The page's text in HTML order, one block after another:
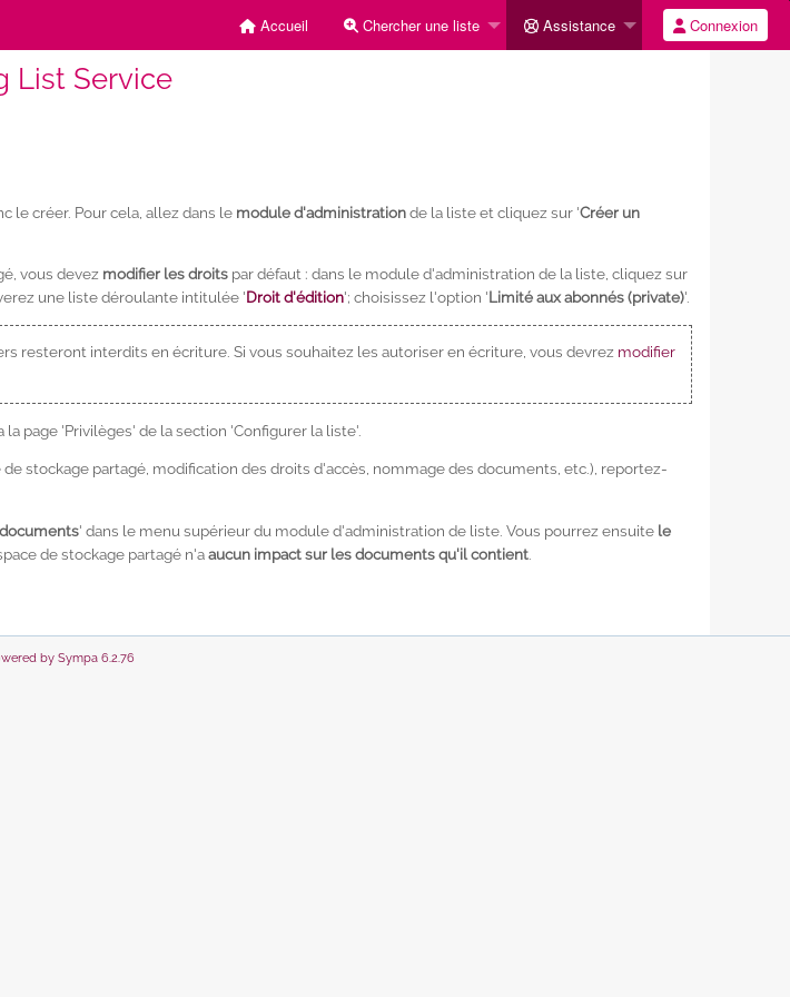
Accueil Chercher une liste Assistance Connexion
List Service
le créer. Pour cela, allez dans le module d'administrationde la liste et cliquez sur 'Créer un
vous devez modifier les droits par défaut : dans le module d'administration de la liste, cliquez sur
une liste déroulante intitulée 'Droit d'édition'; choisissez l'option 'Limité aux abonnés (private)'.
resteront interdits en écriture. Si vous souhaitez les autoriser en écriture, vous devrez modifier
page 'Privilèges' de la section 'Configurer la liste'.
stockage partagé, modification des droits d'accès, nommage des documents, etc.), reportez-
' dans le menu supérieur du module d'administration de liste. Vous pourrez ensuite le
de stockage partagé n'aaucun impact sur les documents qu'il contient
by Sympa 6.2.76